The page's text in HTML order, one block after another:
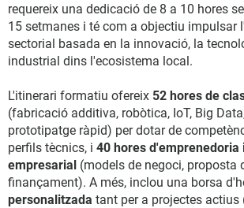
requereix una dedicació de 8 a 10 hores
15 setmanes i té com a objectiu impulsar
sectorial basada en la innovació, la
industrial dins l'ecosistema local.
L'itinerari formatiu ofereix 52 hores de
(fabricació additiva, robòtica, IoT, Big
prototipatge ràpid) per dotar de
perfils tècnics, i 40 hores d'emprenedoria
empresarial (models de negoci, proposta
finançament). A més, inclou una borsa
personalitzada tant per a projectes actius